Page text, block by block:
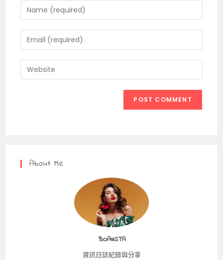
Enter
your
name
or
to
comment
Enter
your
email
address
Enter
your
About Me
BOAVISTA
資訊日誌紀錄與分享